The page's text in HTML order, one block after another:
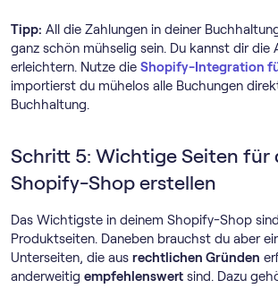
Tipp: All die Zahlungen in deiner
ganz schön mühselig sein. Du kannst dir die
erleichtern. Nutze die Shopify-Integration
importierst du mühelos alle Buchungen
Buchhaltung.
Schritt 5: Wichtige Seiten für
Shopify-Shop erstellen
Das Wichtigste in deinem Shopify-Shop
Produktseiten. Daneben brauchst du aber
Unterseiten, die aus rechtlichen Gründen
anderweitig empfehlenswert sind. Dazu